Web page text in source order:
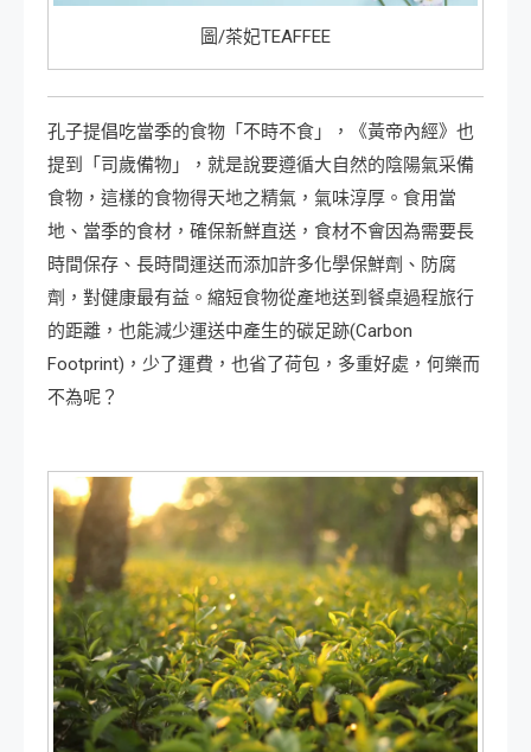
圖/茶妃TEAFFEE
孔子提倡吃當季的食物「不時不食」，《黃帝內經》也
提到「司歲備物」，就是說要遵循大自然的陰陽氣采備
食物，這樣的食物得天地之精氣，氣味淳厚。食用當
地、當季的食材，確保新鮮直送，食材不會因為需要長
時間保存、長時間運送而添加許多化學保鮮劑、防腐
劑，對健康最有益。縮短食物從產地送到餐桌過程旅行
的距離，也能減少運送中產生的碳足跡(Carbon
Footprint)，少了運費，也省了荷包，多重好處，何樂而
不為呢？